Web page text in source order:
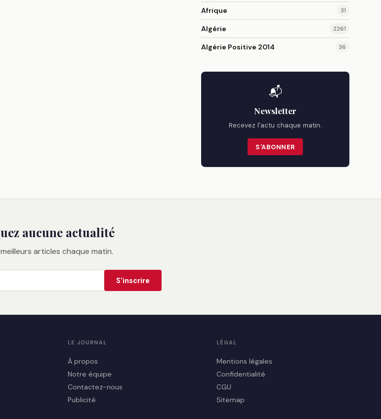
Afrique 31
Algérie 2261
Algérie Positive 2014 36
📬
Newsletter
Recevez l'actu chaque matin.
S'ABONNER
aucune actualité
articles chaque matin.
S'inscrire
LE JOURNAL
À propos
Notre équipe
Contactez-nous
Publicité
LÉGAL
Mentions légales
Confidentialité
CGU
Sitemap